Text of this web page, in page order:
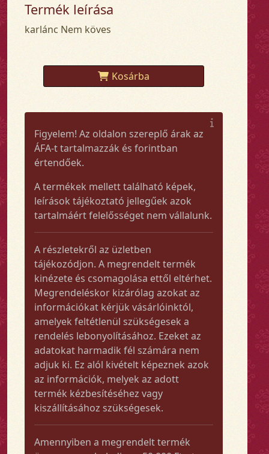
Termék leírása
karlánc Nem köves
Kosárba
Figyelem! Az oldalon szereplő árak az
ÁFA-t tartalmazzák és forintban
értendőek.
A termékek mellett található képek,
leírások tájékoztató jellegűek azok
tartalmáért felelősséget nem vállalunk.
A részletekről az üzletben
tájékozódjon. A megrendelt termék
kinézete és csomagolása ettől eltérhet.
Megrendeléskor kizárólag azokat az
információkat kérjük vásárlóinktól,
amelyek feltétlenül szükségesek a
rendelés lebonyolításához. Ezeket az
adatokat harmadik fél számára nem
adjuk ki. Ez alól kivételt képeznek azok
az információk, melyek az adott
termék kézbesítéséhez vagy
kiszállításához szükségesek.
Amennyiben a megrendelt termék